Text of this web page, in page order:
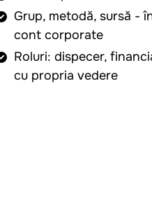
Grup, metodă, sursă -
cont corporate
Roluri: dispecer,
cu propria vedere